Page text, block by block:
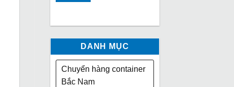
DANH MỤC
Chuyển hàng container
Bắc Nam